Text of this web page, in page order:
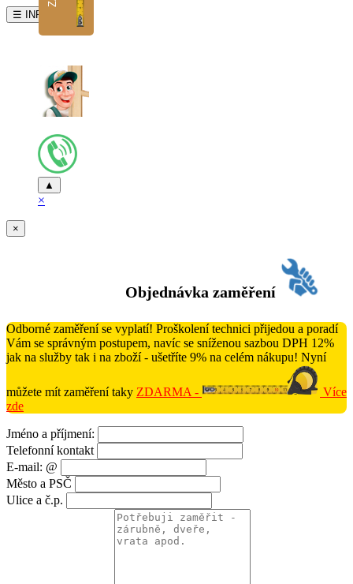
☰ INFO
▲
×
×
Objednávka zaměření
Odborné zaměření se vyplatí! Proškolení technici přijedou a poradí
Vám se správným postupem, navíc se sníženou sazbou DPH 12%
jak na služby tak i na zboží - ušetříte 9% na celém nákupu! Nyní
můžete mít zaměření taky ZDARMA -
Více
zde
Jméno a příjmení:
Telefonní kontakt
E-mail: @
Město a PSČ
Ulice a č.p.